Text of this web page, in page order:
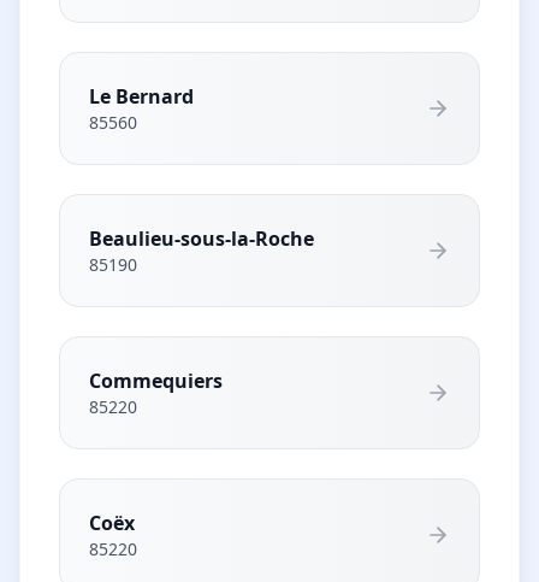
Le Bernard
85560
Beaulieu-sous-la-Roche
85190
Commequiers
85220
Coëx
85220